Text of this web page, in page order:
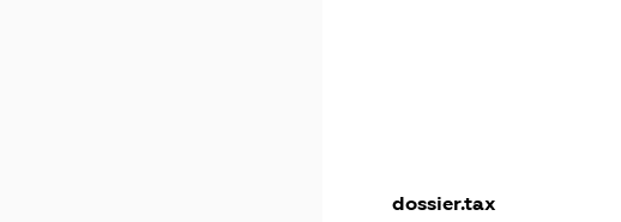
dossier.tax